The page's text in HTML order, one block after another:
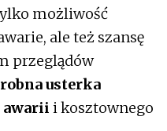
możliwość
ale też szansę
przeglądów
usterka
awarii i kosztownego